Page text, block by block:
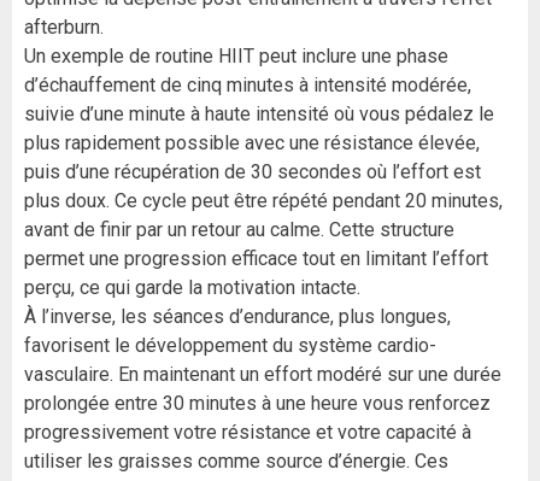
afterburn.
Un exemple de routine HIIT peut inclure une phase
d’échauffement de cinq minutes à intensité modérée,
suivie d’une minute à haute intensité où vous pédalez le
plus rapidement possible avec une résistance élevée,
puis d’une récupération de 30 secondes où l’effort est
plus doux. Ce cycle peut être répété pendant 20 minutes,
avant de finir par un retour au calme. Cette structure
permet une progression efficace tout en limitant l’effort
perçu, ce qui garde la motivation intacte.
À l’inverse, les séances d’endurance, plus longues,
favorisent le développement du système cardio-
vasculaire. En maintenant un effort modéré sur une durée
prolongée entre 30 minutes à une heure vous renforcez
progressivement votre résistance et votre capacité à
utiliser les graisses comme source d’énergie. Ces